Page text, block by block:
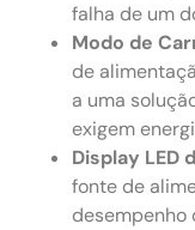
falha de um
Modo de
de
a uma
exigem
Display LED
fonte de
desempenho